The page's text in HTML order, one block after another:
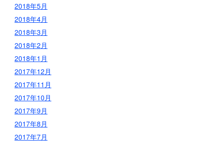
2018年5月
2018年4月
2018年3月
2018年2月
2018年1月
2017年12月
2017年11月
2017年10月
2017年9月
2017年8月
2017年7月